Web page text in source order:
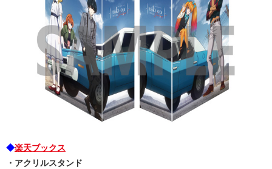
◆楽天ブックス
・アクリルスタンド